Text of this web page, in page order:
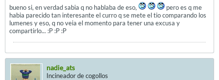
bueno si, en verdad sabia q no hablaba de eso,
pero es q me
habia parecido tan interesante el curro q se mete el tio comparando los
lumenes y eso, q no veia el momento para tener una excusa y
compartirlo... :P :P :P
nadie_ats
Incineador de cogollos